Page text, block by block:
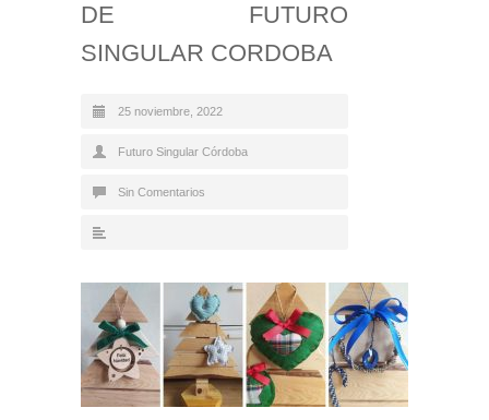
DE FUTURO
SINGULAR CORDOBA
25 noviembre, 2022
Futuro Singular Córdoba
Sin Comentarios